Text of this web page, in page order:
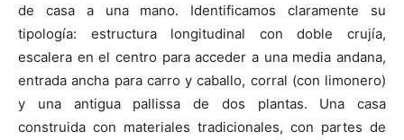
de casa a una mano. Identificamos claramente su
tipología: estructura longitudinal con doble crujía,
escalera en el centro para acceder a una media andana,
entrada ancha para carro y caballo, corral (con limonero)
y una antigua pallissa de dos plantas. Una casa
construida con materiales tradicionales, con partes de